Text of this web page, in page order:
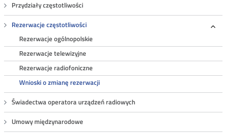
Przydziały częstotliwości
Rezerwacje częstotliwości
Rezerwacje ogólnopolskie
Rezerwacje telewizyjne
Rezerwacje radiofoniczne
Wnioski o zmianę rezerwacji
Świadectwa operatora urządzeń radiowych
Umowy międzynarodowe